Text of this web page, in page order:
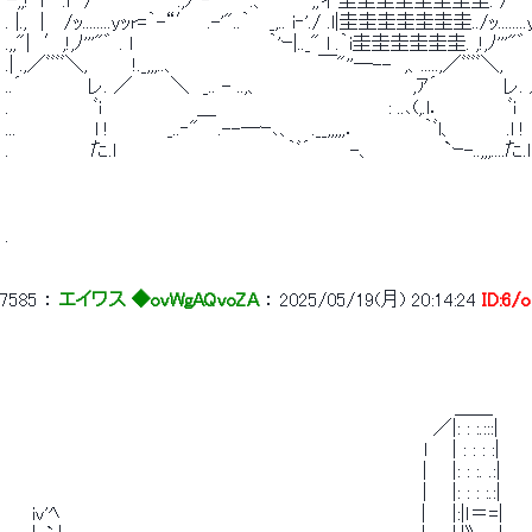
. |.,　|　 /ｯ........yｯr=｀-“′　.-'"..｀　 _,.. i‐'./ .l|圭圭圭圭圭圭圭../ｯ
.,,"|　′,!,ﾉ'''"゛ . ｌ　　　　 　 　 　 　 ｀'ｰ|.._" l .｀i圭圭圭圭圭圭. ,!,ﾉ'''"
.| .,／ﾞﾞﾞﾞ＼,　　　 !._,,,..、　　　 　 　 　 　 　 ￣"''―--　,、.....,／ﾞﾞﾞﾞ
..´　　　　　レ. ／ 　　 ＼　_.. - ..,、　 　 　 　 　 　 　 　 ,ｱ´　　　　　
.　　　　　　 ﾞi　 　 　 　 　 ＿　　　　 　 　 　 　 　 　 : ..､(,.l．　　　　
...　　　　　　l !　　　　 _..‐"　 .--―ｰ､、　 .__,,,,,．　　　　　｀ﾞl、　　　
. 　 　 　 　 た.ｌ　　　　　　　　　　　　　｀ﾞ´　　　-、　　　　　 `ｰ-..,,,....た
7585 ： エイワス ◆ovWgAQvoZA ： 2025/05/19(月) 20:14:24 ID:6/
／|: : :.:::|
l 　 | : : : :|
| 　 |: : :. .:|
| 　 |: : : :.:|
iv'ﾍ　　　　　　　　　　　　　　　　　 　 　 　 　 　 　 　 |　　|:|ｌ＝=|